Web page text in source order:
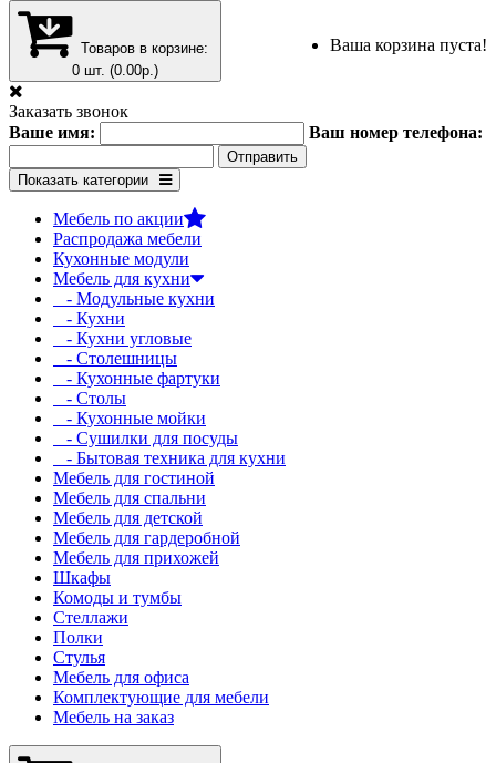
Товаров в корзине:
0 шт. (0.00р.)
Ваша корзина пуста!
Заказать звонок
Ваше имя:
Ваш номер телефона:
Показать категории
Мебель по акции
Распродажа мебели
Кухонные модули
Мебель для кухни
- Модульные кухни
- Кухни
- Кухни угловые
- Столешницы
- Кухонные фартуки
- Столы
- Кухонные мойки
- Сушилки для посуды
- Бытовая техника для кухни
Мебель для гостиной
Мебель для спальни
Мебель для детской
Мебель для гардеробной
Мебель для прихожей
Шкафы
Комоды и тумбы
Стеллажи
Полки
Стулья
Мебель для офиса
Комплектующие для мебели
Мебель на заказ